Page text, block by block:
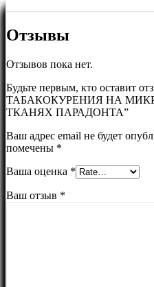
Отзывы
Отзывов пока нет.
Будьте первым, кто оставит
ТАБАКОКУРЕНИЯ НА
ТКАНЯХ ПАРАДОНТА”
Ваш адрес email не будет
помечены *
Ваша оценка *
Ваш отзыв *